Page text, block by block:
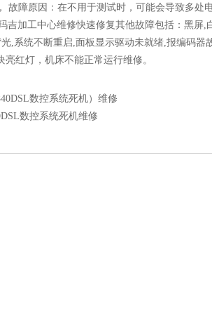
故障原因：在不用于测试时，可能会导致多处电
吉加工中心维修快速修复其他故障包括：黑
,系统不断重启,面板显示驱动未就绪,报编码
亮红灯，机床不能正常运行维修。
数控系统死机）维修
数控系统死机维修